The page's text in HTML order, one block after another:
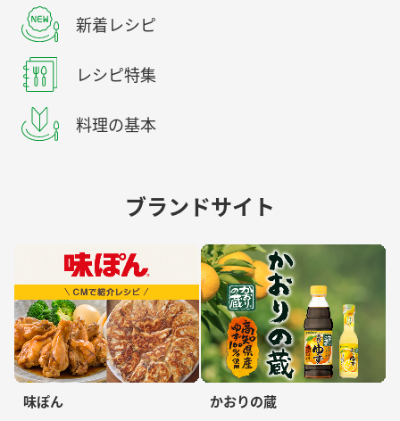
新着レシピ
レシピ特集
料理の基本
ブランドサイト
味ぽん かおりの蔵